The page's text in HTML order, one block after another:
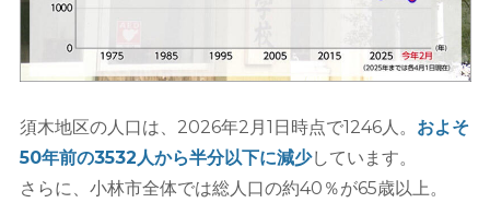
須木地区の人口は、2026年2月1日時点で1246人。 およそ
50年前の3532人から半分以下に減少しています。
さらに、小林市全体では総人口の約40％が65歳以上。